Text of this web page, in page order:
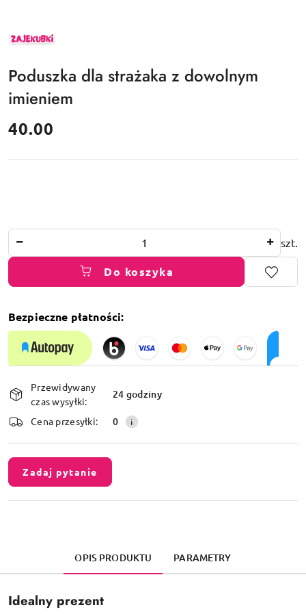
ZAJEKUBKI
Poduszka dla strażaka z dowolnym
imieniem
cena:
40.00
szt.
Do koszyka
Bezpieczne płatności:
Dostępność
i
dostawa
Przewidywany
czas wysyłki:
24 godziny
Cena przesyłki: 0
Zadaj pytanie
OPIS PRODUKTU PARAMETRY
Idealny prezent